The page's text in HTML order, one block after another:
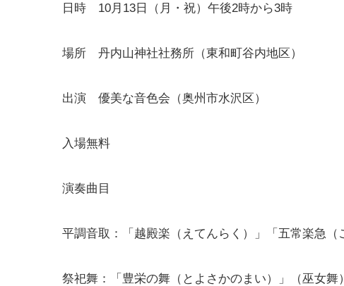
日時 10月13日（月・祝）午後2時から3時
場所 丹内山神社社務所（東和町谷内地区）
出演 優美な音色会（奥州市水沢区）
入場無料
演奏曲目
平調音取：「越殿楽（えてんらく）」「五常楽急（
祭祀舞：「豊栄の舞（とよさかのまい）」（巫女舞）